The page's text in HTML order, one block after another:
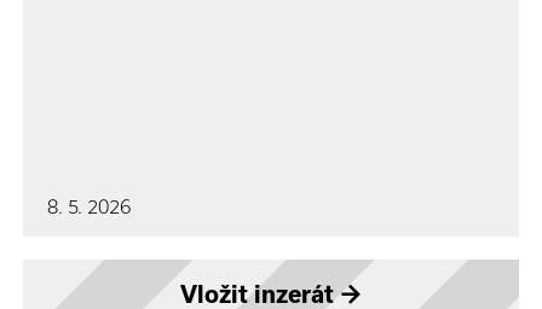
8. 5. 2026
Vložit inzerát→